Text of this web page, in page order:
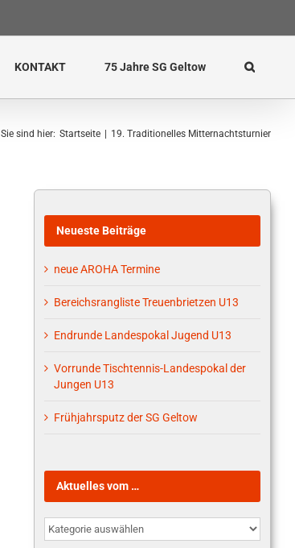
KONTAKT 75 Jahre SG Geltow
Sie sind hier: Startseite 19. Traditionelles Mitternachtsturnier
Neueste Beiträge
neue AROHA Termine
Bereichsrangliste Treuenbrietzen U13
Endrunde Landespokal Jugend U13
Vorrunde Tischtennis-Landespokal der
Jungen U13
Frühjahrsputz der SG Geltow
Aktuelles vom …
Aktuelles
vom